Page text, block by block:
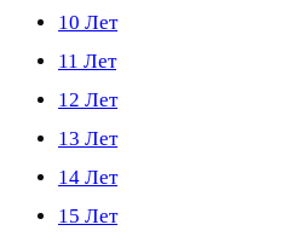
10 Лет
11 Лет
12 Лет
13 Лет
14 Лет
15 Лет